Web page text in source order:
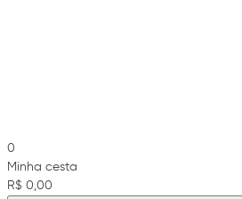
0
Minha cesta
R$ 0,00